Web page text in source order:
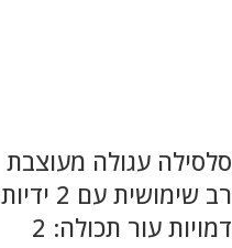
סלסילה עגולה מעוצבת
רב שימושית עם 2 ידיות
דמויות עור תכולה: 2